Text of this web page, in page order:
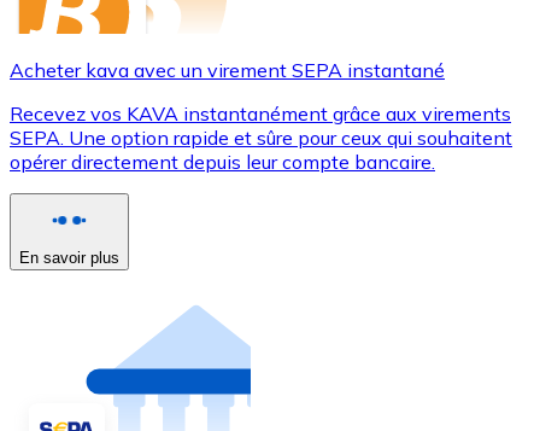
Acheter kava avec un virement SEPA instantané
Recevez vos KAVA instantanément grâce aux virements
SEPA. Une option rapide et sûre pour ceux qui souhaitent
opérer directement depuis leur compte bancaire.
En savoir plus